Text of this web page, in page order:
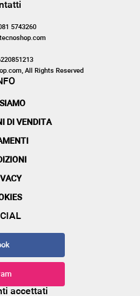
5743260
All Rights Reserved
DI VENDITA
accettati